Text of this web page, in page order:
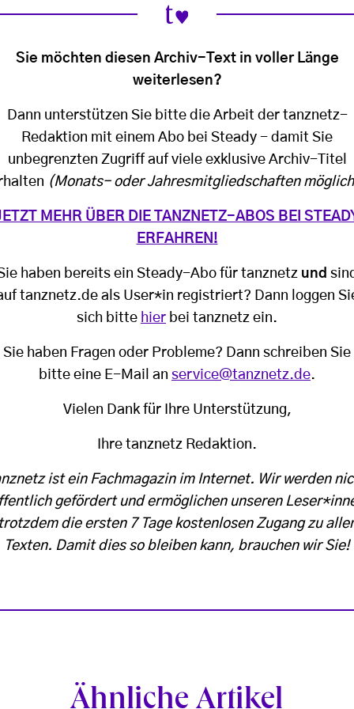
Sie möchten diesen Archiv-Text in voller Länge
weiterlesen?
Dann unterstützen Sie bitte die Arbeit der tanznetz-
Redaktion mit einem Abo bei Steady - damit Sie
unbegrenzten Zugriff auf viele exklusive Archiv-Titel
(Monats- oder Jahresmitgliedschaften
MEHR ÜBER DIE TANZNETZ-ABOS BEI
ERFAHREN!
haben bereits ein Steady-Abo für tanznetz und
tanznetz.de als User*in registriert? Dann loggen
sich bitte hier bei tanznetz ein.
Sie haben Fragen oder Probleme? Dann schreiben Sie
bitte eine E-Mail an service@tanznetz.de.
Vielen Dank für Ihre Unterstützung,
Ihre tanznetz Redaktion.
ist ein Fachmagazin im Internet. Wir werden
gefördert und ermöglichen unseren
die ersten 7 Tage kostenlosen Zugang zu
Texten. Damit dies so bleiben kann, brauchen wir Sie!
Ähnliche Artikel